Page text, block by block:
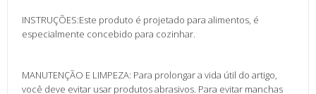
INSTRUÇÕES:Este produto é projetado para alimentos, é
especialmente concebido para cozinhar.
MANUTENÇÃO E LIMPEZA: Para prolongar a vida útil do artigo,
você deve evitar usar produtos abrasivos. Para evitar manchas